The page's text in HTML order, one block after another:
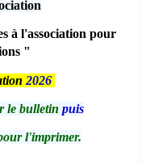
à l'association pour
"
2026
le bulletin puis
l'imprimer.